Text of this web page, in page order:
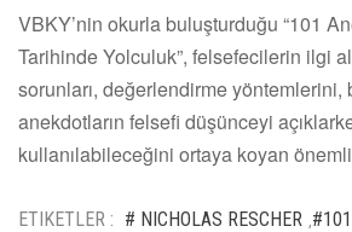
VBKY’nin okurla buluşturduğu “101
Tarihinde Yolculuk”, felsefecilerin ilgi
sorunları, değerlendirme yöntemlerini,
anekdotların felsefi düşünceyi
kullanılabileceğini ortaya koyan
ETIKETLER : # NICHOLAS RESCHER